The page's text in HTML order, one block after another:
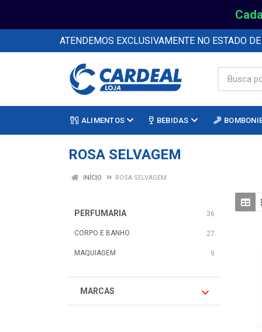
ATENDEMOS EXCLUSIVAMENTE NO ESTADO
ALIMENTOS BEBIDAS
ROSA SELVAGEM
INÍCIO ROSA SELVAGEM
PERFUMARIA 36
CORPO E BANHO 27
MAQUIAGEM 9
MARCAS